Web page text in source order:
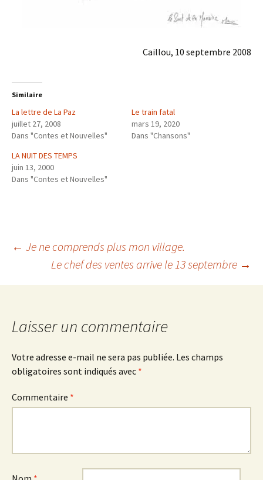
Caillou, 10 septembre 2008
Similaire
La lettre de La Paz
juillet 27, 2008
Dans "Contes et Nouvelles"
Le train fatal
mars 19, 2020
Dans "Chansons"
LA NUIT DES TEMPS
juin 13, 2000
Dans "Contes et Nouvelles"
Navigation
des
articles
← Je ne comprends plus mon village.
Le chef des ventes arrive le 13 septembre →
Laisser un commentaire
Votre adresse e-mail ne sera pas publiée. Les champs
obligatoires sont indiqués avec *
Commentaire *